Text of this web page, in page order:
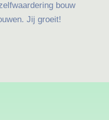
bouw
Jij groeit!